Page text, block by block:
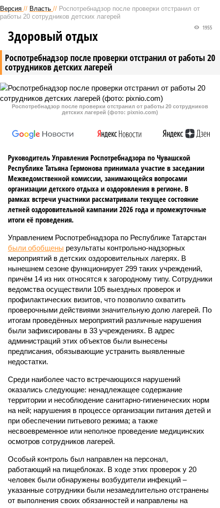
Версия // Власть // Роспотребнадзор после проверки отстранил от
работы 20 сотрудников детских лагерей
Роспотребнадзор после проверки отстранил от работы 20
сотрудников детских лагерей
1955
Здоровый отдых
Роспотребнадзор после проверки отстранил от работы 20 сотрудников
детских лагерей (фото: pixnio.com)
Руководитель Управления Роспотребнадзора по Чувашской
Республике Татьяна Гермонова принимала участие в заседании
Межведомственной комиссии, занимающейся вопросами
организации детского отдыха и оздоровления в регионе. В
рамках встречи участники рассматривали текущее состояние
летней оздоровительной кампании 2026 года и промежуточные
итоги её проведения.
Управлением Роспотребнадзора по Республике Татарстан
были обобщены результаты контрольно-надзорных
мероприятий в детских оздоровительных лагерях. В
нынешнем сезоне функционирует 299 таких учреждений,
причём 14 из них относятся к загородному типу. Сотрудники
ведомства осуществили 105 выездных проверок и
профилактических визитов, что позволило охватить
проверочными действиями значительную долю лагерей. По
итогам проведённых мероприятий различные нарушения
были зафиксированы в 33 учреждениях. В адрес
администраций этих объектов были вынесены
предписания, обязывающие устранить выявленные
недостатки.
Среди наиболее часто встречающихся нарушений
оказались следующие: ненадлежащее содержание
территории и несоблюдение санитарно-гигиенических норм
на ней; нарушения в процессе организации питания детей и
при обеспечении питьевого режима; а также
несвоевременное или неполное проведение медицинских
осмотров сотрудников лагерей.
Особый контроль был направлен на персонал,
работающий на пищеблоках. В ходе этих проверок у 20
человек были обнаружены возбудители инфекций –
указанные сотрудники были незамедлительно отстранены
от выполнения своих обязанностей и направлены на